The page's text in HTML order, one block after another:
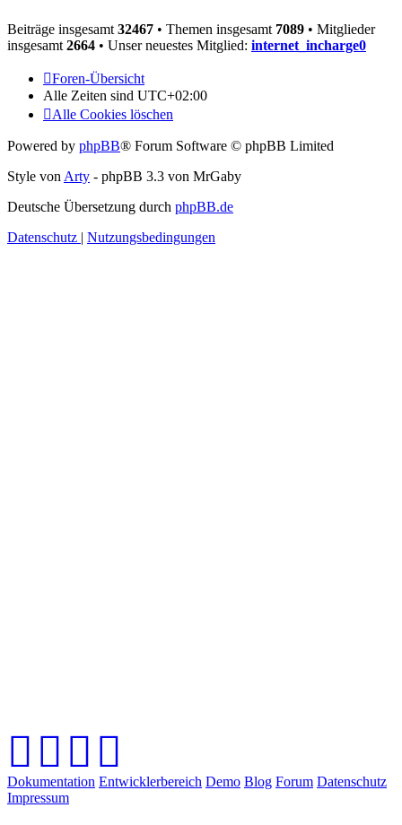
Beiträge insgesamt 32467 • Themen insgesamt 7089 • Mitglieder
insgesamt 2664 • Unser neuestes Mitglied: internet_incharge0
Foren-Übersicht
Alle Zeiten sind UTC+02:00
Alle Cookies löschen
Powered by phpBB® Forum Software © phpBB Limited
Style von Arty - phpBB 3.3 von MrGaby
Deutsche Übersetzung durch phpBB.de
Datenschutz | Nutzungsbedingungen
Dokumentation Entwicklerbereich Demo Blog Forum Datenschutz
Impressum